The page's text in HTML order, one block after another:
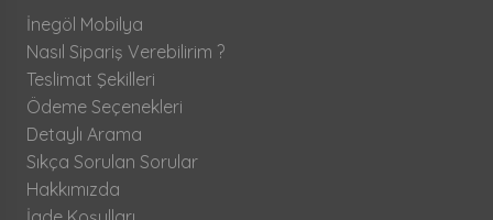
İnegöl Mobilya
Nasıl Sipariş Verebilirim ?
Teslimat Şekilleri
Ödeme Seçenekleri
Detaylı Arama
Sıkça Sorulan Sorular
Hakkımızda